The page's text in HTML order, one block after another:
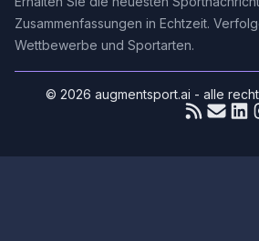
Zusammenfassungen in Echtzeit.
Wettbewerbe und Sportarten.
© 2026 augmentsport.ai - alle